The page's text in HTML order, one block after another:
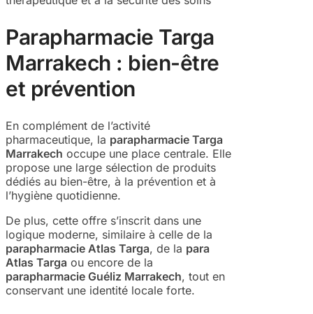
Parapharmacie Targa
Marrakech : bien-être
et prévention
En complément de l’activité
pharmaceutique, la parapharmacie Targa
Marrakech occupe une place centrale. Elle
propose une large sélection de produits
dédiés au bien-être, à la prévention et à
l’hygiène quotidienne.
De plus, cette offre s’inscrit dans une
logique moderne, similaire à celle de la
parapharmacie Atlas Targa, de la para
Atlas Targa ou encore de la
parapharmacie Guéliz Marrakech, tout en
conservant une identité locale forte.